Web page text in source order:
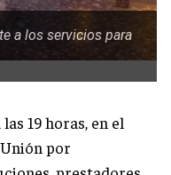
a los servicios para
19 horas, en el
por